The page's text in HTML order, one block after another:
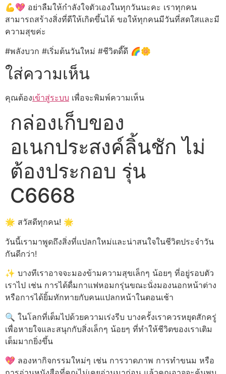
💪💖 อย่าลืมให้กำลังใจตัวเองในทุกวันนะคะ เราทุกคน
สามารถสร้างสิ่งที่ดีให้เกิดขึ้นได้ ขอให้ทุกคนมีวันที่สดใสและมี
ความสุขค่ะ
#พลังบวก #เริ่มต้นวันใหม่ #ชีวิตดี๊ดี 🌈🌼
ใส่ความเห็น
คุณต้องเข้าสู่ระบบ เพื่อจะพิมพ์ความเห็น
กล่องเก็บของ
อเนกประสงค์ลิ้นชัก ไม่
ต้องประกอบ รุ่น
C6668
🌟 สวัสดีทุกคน! 🌟
วันนี้เรามาพูดถึงสิ่งที่แปลกใหม่และน่าสนใจในชีวิตประจำวัน
กันดีกว่า!
✨ บางทีเราอาจจะมองข้ามความสุขเล็กๆ น้อยๆ ที่อยู่รอบตัว
เราไป เช่น การได้ดื่มกาแฟหอมกรุ่นขณะนั่งมองนอกหน้าต่าง
หรือการได้ยิ้มทักทายกับคนแปลกหน้าในตอนเช้า
🔍 ในโลกที่เต็มไปด้วยความเร่งรีบ บางครั้งเราควรหยุดสักครู่
เพื่อหายใจและสนุกกับสิ่งเล็กๆ น้อยๆ ที่ทำให้ชีวิตของเราเติม
เต็มมากยิ่งขึ้น
💖 ลองหากิจกรรมใหม่ๆ เช่น การวาดภาพ การทำขนม หรือ